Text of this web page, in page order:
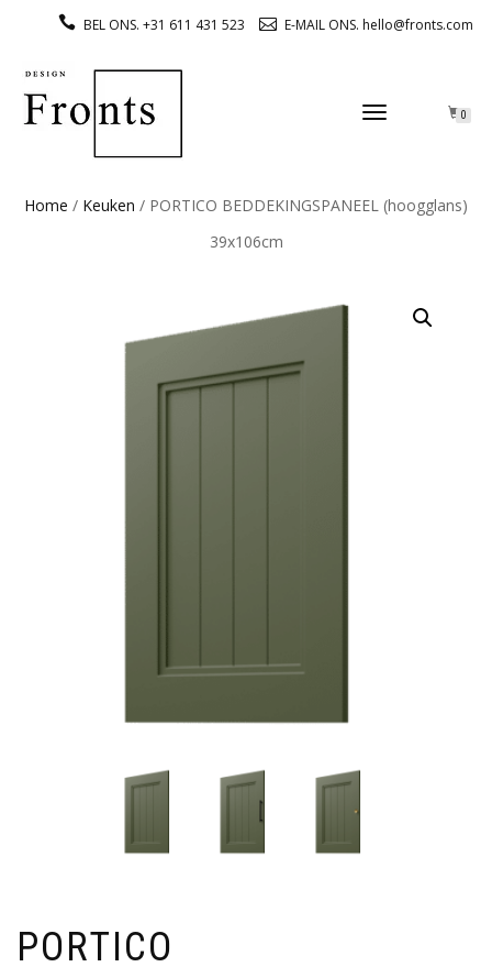
BEL ONS. +31 611 431 523 E-MAIL ONS. hello@fronts.com
TOGGLE
0
Home / Keuken / PORTICO BEDDEKINGSPANEEL (hoogglans)
39x106cm
PORTICO